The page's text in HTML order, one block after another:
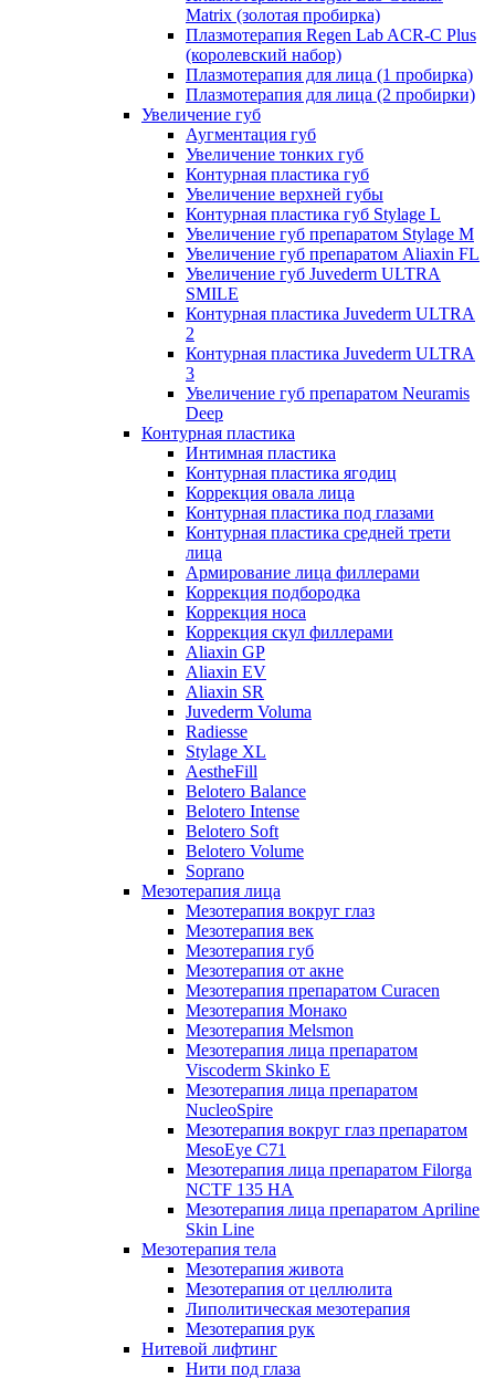
Matrix (золотая пробирка)
Плазмотерапия Regen Lab ACR-C Plus
(королевский набор)
Плазмотерапия для лица (1 пробирка)
Плазмотерапия для лица (2 пробирки)
Увеличение губ
Аугментация губ
Увеличение тонких губ
Контурная пластика губ
Увеличение верхней губы
Контурная пластика губ Stylage L
Увеличение губ препаратом Stylage M
Увеличение губ препаратом Aliaxin FL
Увеличение губ Juvederm ULTRA
SMILE
Контурная пластика Juvederm ULTRA
2
Контурная пластика Juvederm ULTRA
3
Увеличение губ препаратом Neuramis
Deep
Контурная пластика
Интимная пластика
Контурная пластика ягодиц
Коррекция овала лица
Контурная пластика под глазами
Контурная пластика средней трети
лица
Армирование лица филлерами
Коррекция подбородка
Коррекция носа
Коррекция скул филлерами
Aliaxin GP
Aliaxin EV
Aliaxin SR
Juvederm Voluma
Radiesse
Stylage XL
AestheFill
Belotero Balance
Belotero Intense
Belotero Soft
Belotero Volume
Soprano
Мезотерапия лица
Мезотерапия вокруг глаз
Мезотерапия век
Мезотерапия губ
Мезотерапия от акне
Мезотерапия препаратом Curacen
Мезотерапия Монако
Мезотерапия Melsmon
Мезотерапия лица препаратом
Viscoderm Skinko E
Мезотерапия лица препаратом
NucleoSpire
Мезотерапия вокруг глаз препаратом
MesoEye С71
Мезотерапия лица препаратом Filorga
NCTF 135 HA
Мезотерапия лица препаратом Apriline
Skin Line
Мезотерапия тела
Мезотерапия живота
Мезотерапия от целлюлита
Липолитическая мезотерапия
Мезотерапия рук
Нитевой лифтинг
Нити под глаза